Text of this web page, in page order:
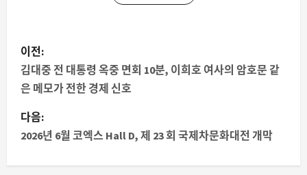
게
시
내
비
이전:
김대중 전 대통령 옥중 면회 10분, 이희호 여사의 암호문 같
은 메모가 전한 경제 신호
다음:
2026년 6월 코엑스 Hall D, 제 23 회 국제차문화대전 개막